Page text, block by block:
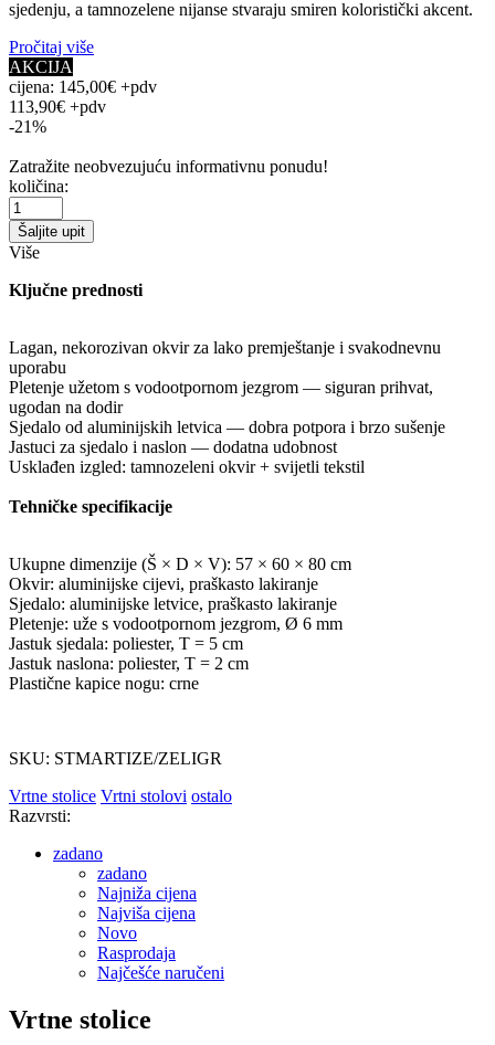
sjedenju, a tamnozelene nijanse stvaraju smiren koloristički akcent.
Pročitaj više
AKCIJA
cijena: 145,00€ +pdv
113,90€ +pdv
-21%
Zatražite neobvezujuću informativnu ponudu!
količina:
Šaljite upit
Više
Ključne prednosti
Lagan, nekorozivan okvir za lako premještanje i svakodnevnu
uporabu
Pletenje užetom s vodootpornom jezgrom — siguran prihvat,
ugodan na dodir
Sjedalo od aluminijskih letvica — dobra potpora i brzo sušenje
Jastuci za sjedalo i naslon — dodatna udobnost
Usklađen izgled: tamnozeleni okvir + svijetli tekstil
Tehničke specifikacije
Ukupne dimenzije (Š × D × V): 57 × 60 × 80 cm
Okvir: aluminijske cijevi, praškasto lakiranje
Sjedalo: aluminijske letvice, praškasto lakiranje
Pletenje: uže s vodootpornom jezgrom, Ø 6 mm
Jastuk sjedala: poliester, T = 5 cm
Jastuk naslona: poliester, T = 2 cm
Plastične kapice nogu: crne
SKU: STMARTIZE/ZELIGR
Vrtne stolice Vrtni stolovi ostalo
Razvrsti:
zadano
zadano
Najniža cijena
Najviša cijena
Novo
Rasprodaja
Najčešće naručeni
Vrtne stolice